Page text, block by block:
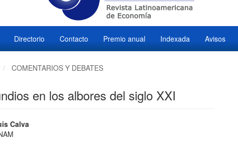
Directorio Contacto Premio anual Indexada Avisos
COMENTARIOS Y DEBATES
en los albores del siglo XXI
Calva